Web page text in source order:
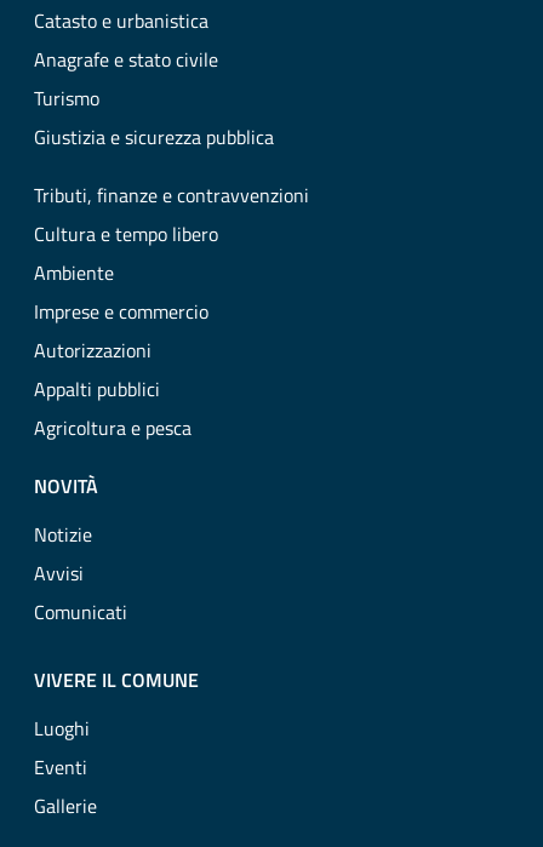
Catasto e urbanistica
Anagrafe e stato civile
Turismo
Giustizia e sicurezza pubblica
Tributi, finanze e contravvenzioni
Cultura e tempo libero
Ambiente
Imprese e commercio
Autorizzazioni
Appalti pubblici
Agricoltura e pesca
NOVITÀ
Notizie
Avvisi
Comunicati
VIVERE IL COMUNE
Luoghi
Eventi
Gallerie